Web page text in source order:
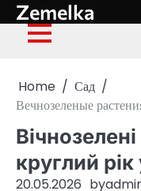
Skip
to
content
Zemelka
Home
Сад
Вечнозеленые
круглий
20.05.2026 by